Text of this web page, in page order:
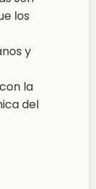
los
y
la
del